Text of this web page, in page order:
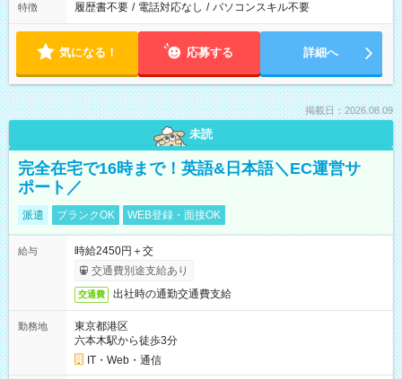
特徴 履歴書不要 / 電話対応なし / パソコンスキル不要
気になる！ 応募する 詳細へ
掲載日：2026.08.09
未読
完全在宅で16時まで！英語&日本語＼EC運営サ
ポート／
派遣 ブランクOK WEB登録・面接OK
給与
時給2450円＋交
交通費別途支給あり
交通費 出社時の通勤交通費支給
勤務地
東京都港区
六本木駅から徒歩3分
IT・Web・通信